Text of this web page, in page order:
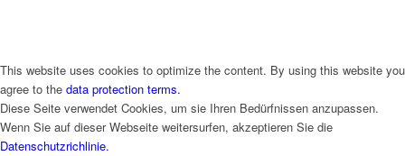
This website uses cookies to optimize the content. By using this website you
agree to the data protection terms.
Diese Seite verwendet Cookies, um sie Ihren Bedürfnissen anzupassen.
Wenn Sie auf dieser Webseite weitersurfen, akzeptieren Sie die
Datenschutzrichlinie.